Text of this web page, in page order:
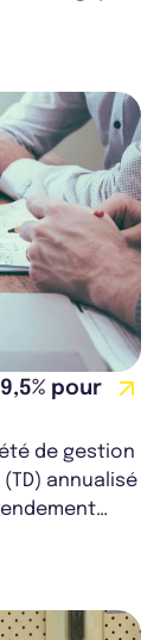
pour
de gestion
annualisé